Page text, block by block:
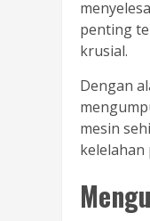
penting
krusial.
Dengan
mesin
kelelahan